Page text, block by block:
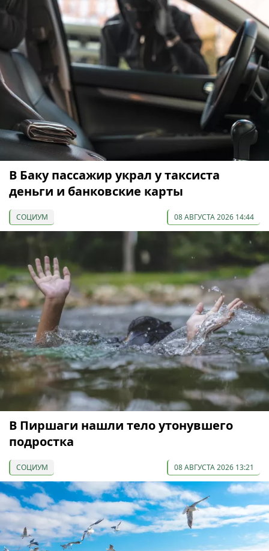
В Баку пассажир украл у таксиста
деньги и банковские карты
СОЦИУМ 08 АВГУСТА 2026 14:44
В Пиршаги нашли тело утонувшего
подростка
СОЦИУМ 08 АВГУСТА 2026 13:21